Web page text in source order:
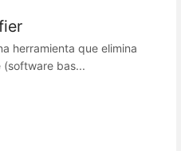
herramienta que elimina
bas...